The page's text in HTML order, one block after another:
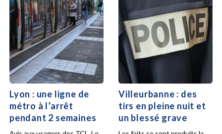
Lyon : une ligne de
métro à l’arrêt
pendant 2 semaines
Villeurbanne : des
tirs en pleine nuit et
un blessé grave